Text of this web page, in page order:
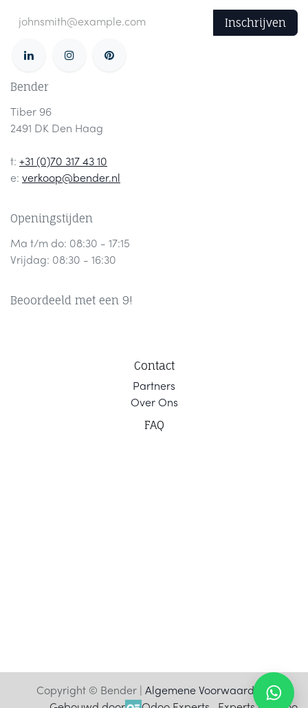
Inschrijven
Bender
Tiber 96
2491 DK Den Haag
t: +31 (0)70 317 43 10
e: verkoop@bender.nl
Openingstijden
Ma t/m do: 08:30 - 17:15
Vrijdag: 08:30 - 16:30
Beoordeeld met een 9!
Contact
Partners
Over Ons
FAQ
Copyright © Bender | Algemene Voorwaarden